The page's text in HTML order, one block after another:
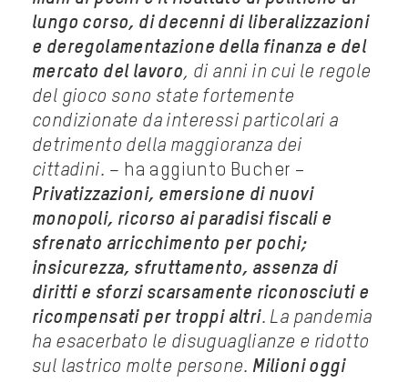
lungo corso, di decenni di liberalizzazioni
e deregolamentazione della finanza e del
mercato del lavoro, di anni in cui le regole
del gioco sono state fortemente
condizionate da interessi particolari a
detrimento della maggioranza dei
cittadini. – ha aggiunto Bucher –
Privatizzazioni, emersione di nuovi
monopoli, ricorso ai paradisi fiscali e
sfrenato arricchimento per pochi;
insicurezza, sfruttamento, assenza di
diritti e sforzi scarsamente riconosciuti e
ricompensati per troppi altri. La pandemia
ha esacerbato le disuguaglianze e ridotto
sul lastrico molte persone. Milioni oggi